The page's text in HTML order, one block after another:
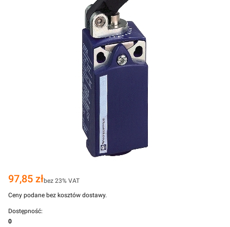
Cena
97,85 złbez 23% VAT
Ceny podane bez kosztów dostawy.
Dostępność:
0